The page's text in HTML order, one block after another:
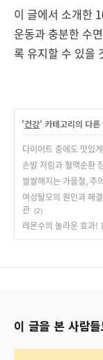
이 글에서 소개한
운동과 충분한 수
록 유지할 수 있을
'건강' 카테고리의 다른
다이어트 중에도 맛있
손발 저림과 혈액순환
쌀쌀해지는 가을철, 주
여성탈모의 원인과 해
관 (2)
레몬수의 놀라운 효과!
이 글을 본 사람